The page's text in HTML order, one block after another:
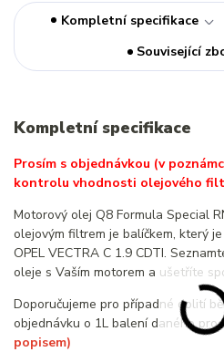
Kompletní specifikace
Související
Kompletní specifikace
Prosím s objednávkou (v
kontrolu vhodnosti olejového
Motorový olej Q8 Formula Special
olejovým filtrem je balíčkem, který
OPEL VECTRA C 1.9 CDTI.
oleje s Vaším motorem a ušetříte
Doporučujeme pro případné dolití
objednávku o 1L balení daného
popisem)